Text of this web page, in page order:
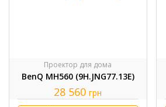
Проектор для дома
BenQ MH560 (9H.JNG77.13E)
28 560 грн